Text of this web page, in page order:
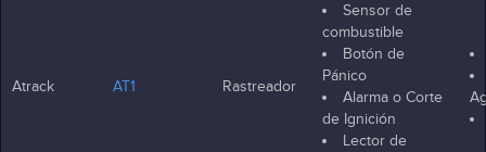
Atrack AT1 Rastreador
Sensor de
combustible
Botón de
Pánico
Alarma o Corte
de Ignición
Lector de